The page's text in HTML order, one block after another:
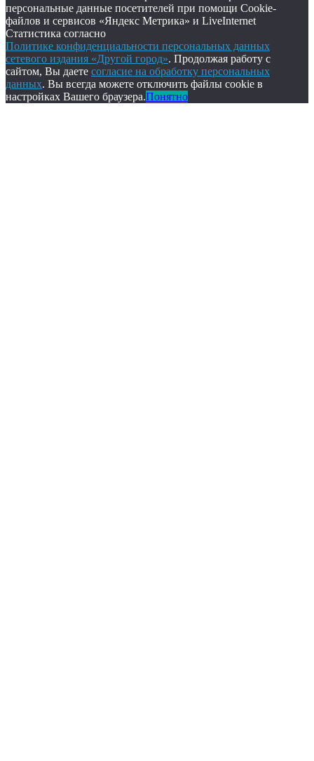
персональные данные посетителей при помощи Cookie-
файлов и сервисов «Яндекс Метрика» и LiveInternet
Статистика согласно
Политике конфиденциальности персональных данных
сетевого издания «Другой город». Продолжая работу с
сайтом, Вы даете согласие на обработку персональных
данных. Вы всегда можете отключить файлы cookie в
настройках Вашего браузера.Понятно